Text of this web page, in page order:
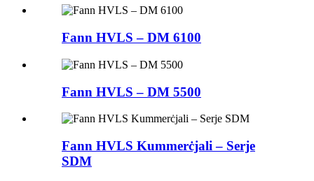
Fann HVLS – DM 6100
Fann HVLS – DM 5500
Fann HVLS Kummerċjali – Serje
SDM